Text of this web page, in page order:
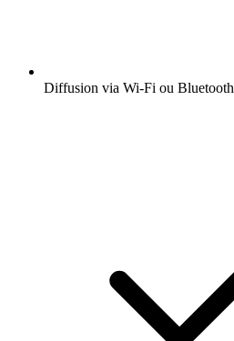
Diffusion via Wi-Fi ou Bluetooth